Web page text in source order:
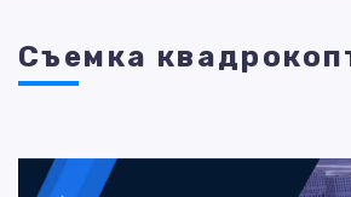
Съемка